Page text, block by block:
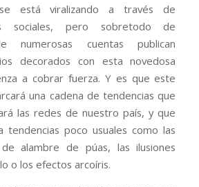
está viralizando a través de
sociales, pero sobretodo de
numerosas cuentas publican
decorados con esta novedosa
a cobrar fuerza. Y es que este
una cadena de tendencias que
las redes de nuestro país, y que
tendencias poco usuales como las
alambre de púas, las ilusiones
o los efectos arcoíris.